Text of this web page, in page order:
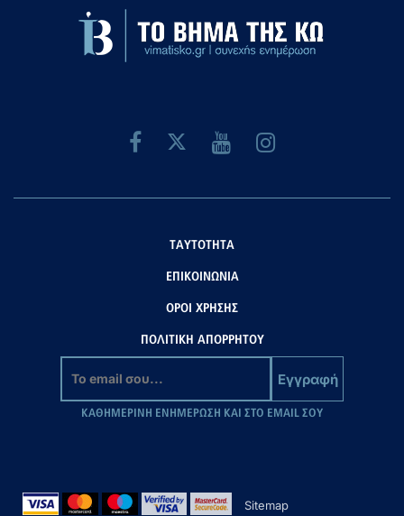
ΤΑΥΤΟΤΗΤΑ
ΕΠΙΚΟΙΝΩΝΙΑ
ΟΡΟΙ ΧΡΗΣΗΣ
ΠΟΛΙΤΙΚΗ ΑΠΟΡΡΗΤΟΥ
Εγγραφή
ΚΑΘΗΜΕΡΙΝΗ ΕΝΗΜΕΡΩΣΗ ΚΑΙ ΣΤΟ EMAIL ΣΟΥ
Sitemap